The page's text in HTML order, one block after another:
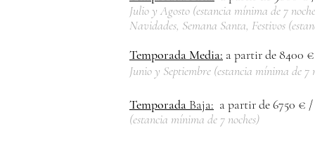
Julio y Agosto (estancia mínima de 7
Navidades, Semana Santa, Festivos (e
Temporada Media: a partir de 8400
Junio y Septiembre (estancia mínima de 7
Temporada Baja: a partir de 6750 €
(estancia mínima de 7 noches)